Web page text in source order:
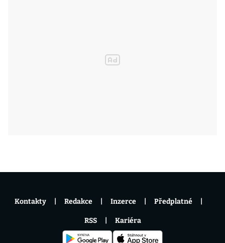
Kontakty Redakce Inzerce Předplatné
RSS Kariéra